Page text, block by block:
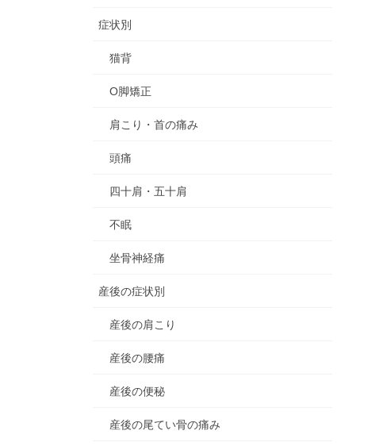
症状別
猫背
O脚矯正
肩こり・首の痛み
頭痛
四十肩・五十肩
不眠
坐骨神経痛
産後の症状別
産後の肩こり
産後の腰痛
産後の便秘
産後の尾てい骨の痛み